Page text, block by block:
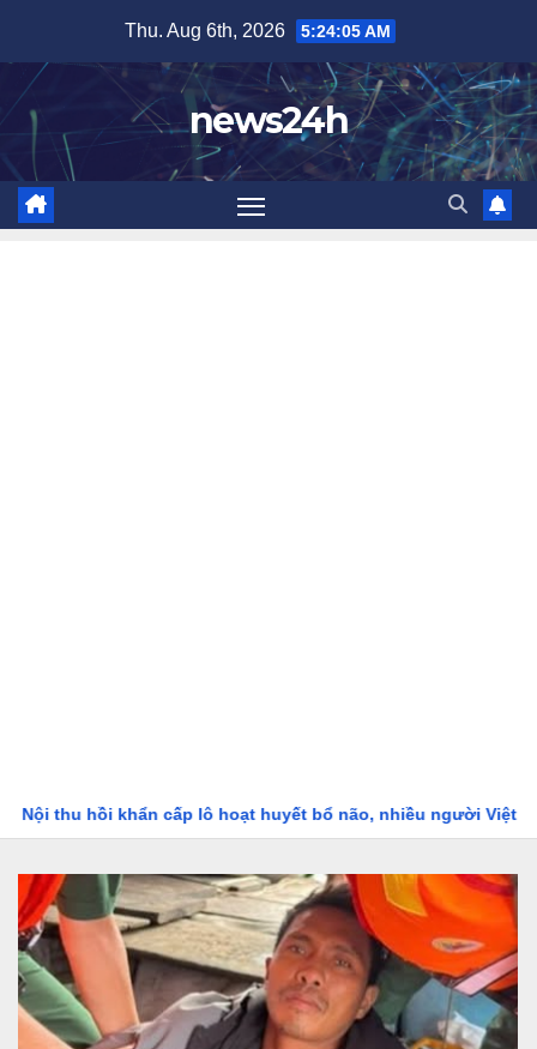
content
Thu. Aug 6th, 2026 5:24:06 AM
news24h
lô hoạt huyết bổ não, nhiều người Việt ‘quen nhẵn mặt’